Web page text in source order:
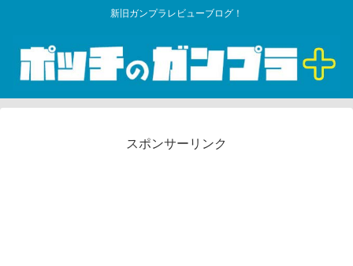
新旧ガンプラレビューブログ！
スポンサーリンク